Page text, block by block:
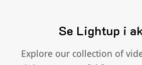
Se Lightup i
Explore our collection of